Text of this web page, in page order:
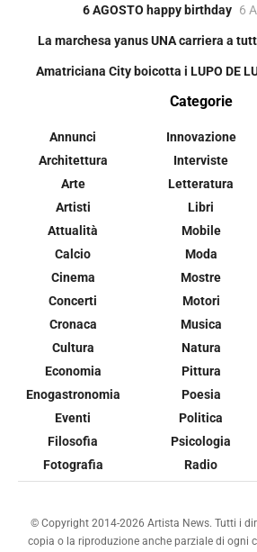
6 AGOSTO happy birthday 6
La marchesa yanus UNA carriera a
Amatriciana City boicotta i LUPO DE
Categorie
Annunci
Architettura
Arte
Artisti
Attualità
Calcio
Cinema
Concerti
Cronaca
Cultura
Economia
Enogastronomia
Eventi
Filosofia
Fotografia
Innovazione
Interviste
Letteratura
Libri
Mobile
Moda
Mostre
Motori
Musica
Natura
Pittura
Poesia
Politica
Psicologia
Radio
© Copyright 2014-2026 Artista News. Tutti i
copia o la riproduzione anche parziale di ogni